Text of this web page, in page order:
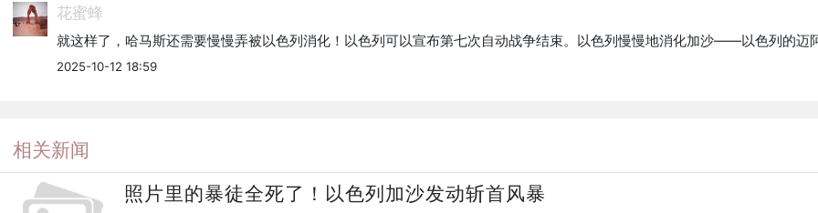
花蜜蜂
就这样了，哈马斯还需要慢慢弄被以色列消化！以色列可以宣布第七次自动战争结束。以色列慢慢地消化加沙——以色列的迈
2025-10-12 18:59
相关新闻
照片里的暴徒全死了！以色列加沙发动斩首风暴